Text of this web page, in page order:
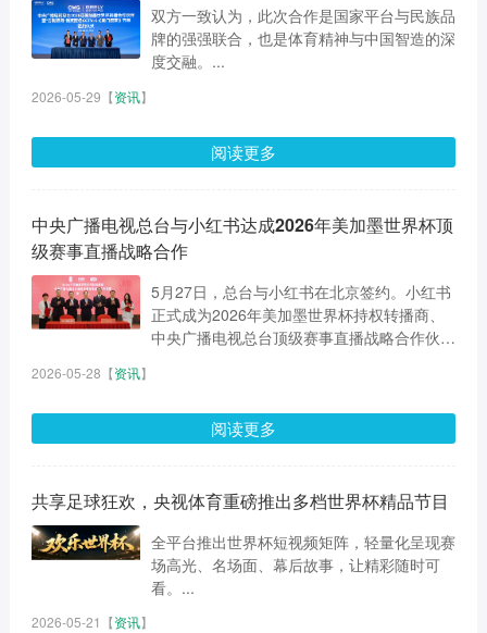
双方一致认为，此次合作是国家平台与民族品
牌的强强联合，也是体育精神与中国智造的深
度交融。...
2026-05-29 【资讯】
阅读更多
中央广播电视总台与小红书达成2026年美加墨世界杯顶
级赛事直播战略合作
5月27日，总台与小红书在北京签约。小红书
正式成为2026年美加墨世界杯持权转播商、
中央广播电视总台顶级赛事直播战略合作伙
2026-05-28 【资讯】
阅读更多
共享足球狂欢，央视体育重磅推出多档世界杯精品节目
全平台推出世界杯短视频矩阵，轻量化呈现赛
场高光、名场面、幕后故事，让精彩随时可
看。...
2026-05-21 【资讯】